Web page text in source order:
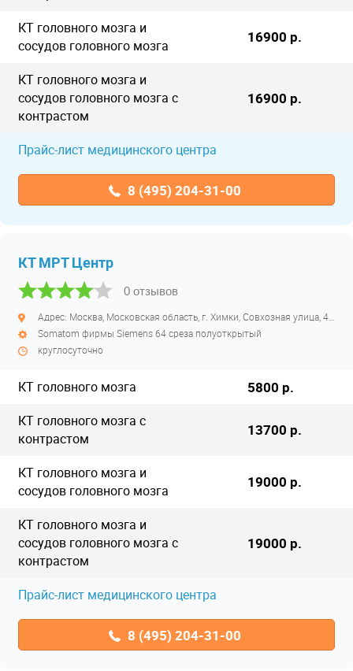
КТ головного мозга и
сосудов головного мозга
16900 р.
КТ головного мозга и
сосудов головного мозга с
контрастом
16900 р.
Прайс-лист медицинского центра
8 (495) 204-31-00
КТ МРТ Центр
0 отзывов
Somatom фирмы Siemens 64 среза полуоткрытый
круглосуточно
КТ головного мозга 5800 р.
КТ головного мозга с
контрастом
13700 р.
КТ головного мозга и
сосудов головного мозга
19000 р.
КТ головного мозга и
сосудов головного мозга с
контрастом
19000 р.
Прайс-лист медицинского центра
8 (495) 204-31-00